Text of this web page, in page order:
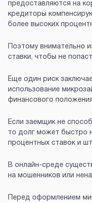
предоставляются на
кредиторы
более высоких
Поэтому внимательно
ставки, чтобы не
Еще один риск
использование
финансового
Если заемщик не
то долг может быстро
процентных ставок и
В онлайн-среде
на мошенников или
Перед оформлением